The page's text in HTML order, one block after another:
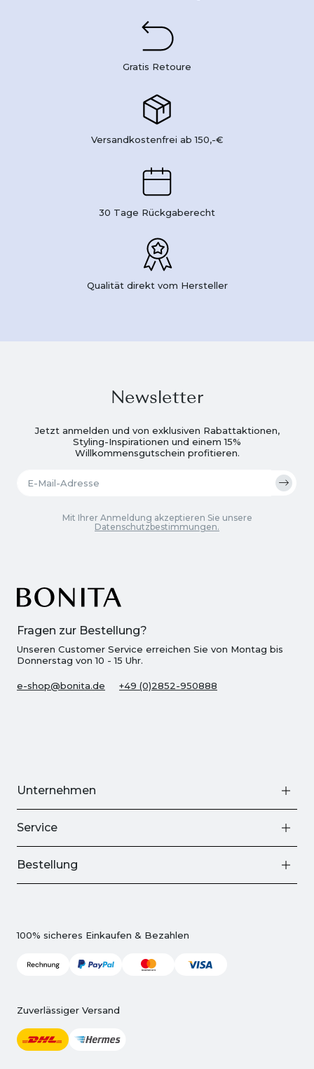
Gratis Retoure
Versandkostenfrei ab 150,-€
30 Tage Rückgaberecht
Qualität direkt vom Hersteller
Fragen zur Bestellung?
Unseren Customer Service erreichen Sie von Montag bis
Donnerstag von 10 - 15 Uhr.
e-shop@bonita.de +49 (0)2852-950888
Newsletter
Jetzt anmelden und von exklusiven Rabattaktionen,
Styling-Inspirationen und einem 15%
Willkommensgutschein profitieren.
Mit Ihrer Anmeldung akzeptieren Sie unsere
Datenschutzbestimmungen.
Unternehmen
Service
Bestellung
100% sicheres Einkaufen & Bezahlen
Zuverlässiger Versand